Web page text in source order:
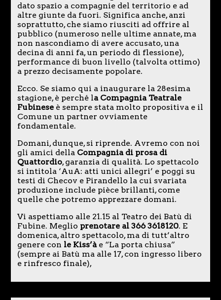
dato spazio a compagnie del territorio e ad
altre giunte da fuori. Significa anche, anzi
soprattutto, che siamo riusciti ad offrire al
pubblico (numeroso nelle ultime annate, ma
non nascondiamo di avere accusato, una
decina di anni fa, un periodo di flessione),
performance di buon livello (talvolta ottimo)
a prezzo decisamente popolare.
Ecco. Se siamo qui a inaugurare la 28esima
stagione, è perché la Compagnia Teatrale
Fubinese è sempre stata molto propositiva e il
Comune un partner ovviamente
fondamentale.
Domani, dunque, si riprende. Avremo con noi
gli amici della Compagnia di prosa di
Quattordio, garanzia di qualità. Lo spettacolo
si intitola ‘AuA: atti unici allegri’ e poggi su
testi di Checov e Pirandello la cui svariata
produzione include pièce brillanti, come
quelle che potremo apprezzare domani.
Vi aspettiamo alle 21.15 al Teatro dei Batù di
Fubine. Meglio prenotare al 366 3618120. E
domenica, altro spettacolo, ma di tutt’altro
genere con le Kiss’àe “La porta chiusa”
(sempre ai Batù ma alle 17, con ingresso libero
e rinfresco finale),